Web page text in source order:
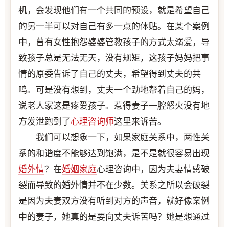
机，会发现他们有一个共同的预设，就是希望自己
的另一半可以对自己有多一点的体贴。在某个案例
中，曾有女性抱怨婆婆管教孩子的方式太溺爱，导
致孩子总是无法无天，没有规矩，这孩子妈妈把事
情的原委告诉了自己的丈夫，希望得到丈夫的共
鸣。可是没有想到，丈夫一个劲地帮着自己的妈，
说老人家这是疼爱孩子。惹得妻子一腔怒火没有地
方发泄跑到了心理咨询师这里来诉苦。
我们可以想象一下，如果家庭关系中，两性关
系的和谐度不能够达到饱满，是不是就很容易出现
婚外情？在婚姻家庭心理咨询中，因为夫妻情感破
裂而导致的婚外情并不在少数。关系之所以会破裂
是因为夫妻双方没有听到对方的声音，就好像案例
中的妻子，她真的是要向丈夫诉苦吗？她是想通过